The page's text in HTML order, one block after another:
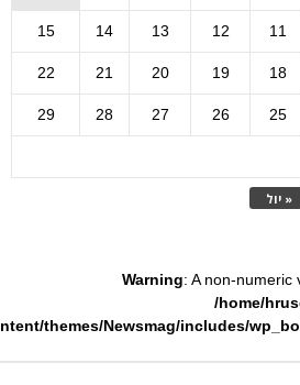
« יול
11
12
13
14
15
18
19
20
21
22
25
26
27
28
29
Warning: A non-numeric
/home/
themes/Newsmag/includes/